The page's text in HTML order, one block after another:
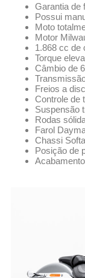
Garantia de
Possui
Moto
Motor
1.868 cc de
Torque
Câmbio de
Freios a
Controle de
Suspensão
Rodas
Farol
Chassi
Posição de